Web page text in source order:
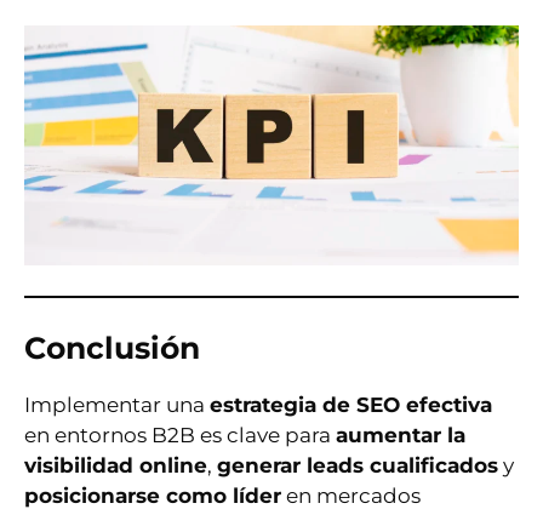
Conclusión
Implementar una estrategia de SEO efectiva
en entornos B2B es clave para aumentar la
visibilidad online, generar leads cualificados y
posicionarse como líder en mercados